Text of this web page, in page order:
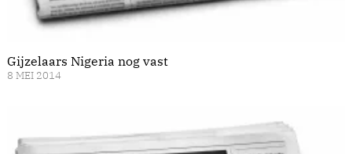
Gijzelaars Nigeria nog vast
8 MEI 2014